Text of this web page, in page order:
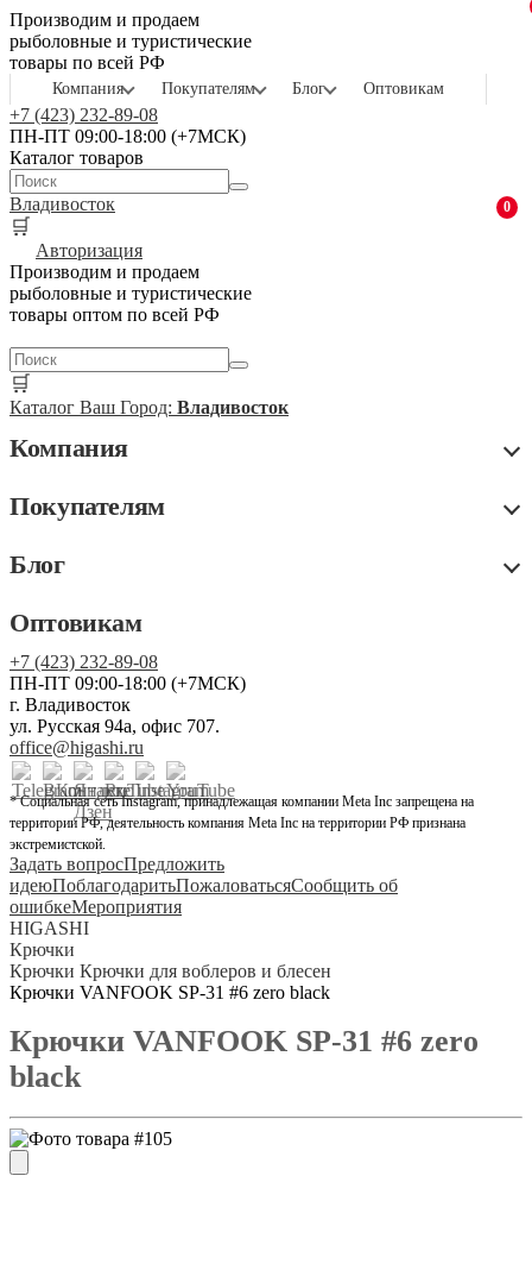
Производим и продаем
рыболовные и туристические
товары по всей РФ
Компания Покупателям Блог Оптовикам
+7 (423) 232-89-08
ПН-ПТ 09:00-18:00 (+7МСК)
Каталог товаров
Владивосток
🛒
0
Авторизация
Производим и продаем
рыболовные и туристические
товары оптом по всей РФ
🛒
Каталог Ваш Город: Владивосток
Компания
Покупателям
Блог
Оптовикам
+7 (423) 232-89-08
ПН-ПТ 09:00-18:00 (+7МСК)
г. Владивосток
ул. Русская 94а, офис 707.
office@higashi.ru
* Социальная сеть Instagram, принадлежащая компании Meta Inc запрещена на
территории РФ, деятельность компания Meta Inc на территории РФ признана
экстремистской.
Задать вопросПредложить
идеюПоблагодаритьПожаловатьсяСообщить об
ошибкеМероприятия
HIGASHI
Крючки
Крючки Крючки для воблеров и блесен
Крючки VANFOOK SP-31 #6 zero black
Крючки VANFOOK SP-31 #6 zero
black